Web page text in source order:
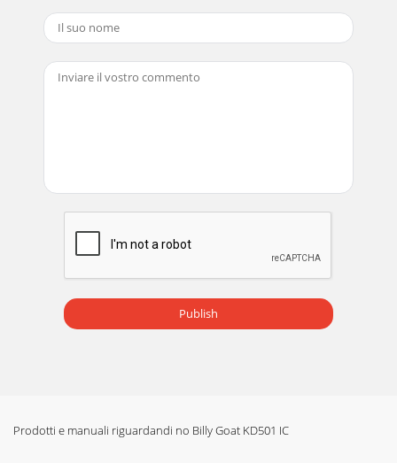
Publish
Prodotti e manuali riguardandi no Billy Goat KD501 IC